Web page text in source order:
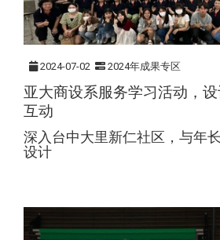
2024-07-02 2024年成果专区
亚大商设系服务学习活动，
互动
深入台中大里新仁社区，与年
设计